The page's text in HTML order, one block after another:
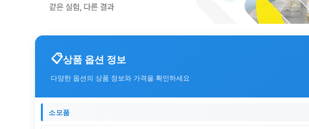
상품 옵션 정보
다양한 옵션의 상품 정보와 가격을 확인하세요
소모품